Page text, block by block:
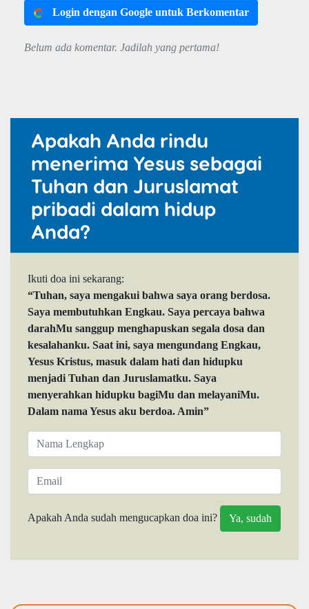
Login dengan Google untuk Berkomentar
Belum ada komentar. Jadilah yang pertama!
Apakah Anda rindu
menerima Yesus sebagai
Tuhan dan Juruslamat
pribadi dalam hidup
Anda?
Ikuti doa ini sekarang:
“Tuhan, saya mengakui bahwa saya orang berdosa.
Saya membutuhkan Engkau. Saya percaya bahwa
darahMu sanggup menghapuskan segala dosa dan
kesalahanku. Saat ini, saya mengundang Engkau,
Yesus Kristus, masuk dalam hati dan hidupku
menjadi Tuhan dan Juruslamatku. Saya
menyerahkan hidupku bagiMu dan melayaniMu.
Dalam nama Yesus aku berdoa. Amin”
Apakah Anda sudah mengucapkan doa ini?